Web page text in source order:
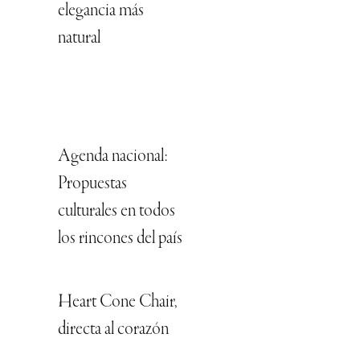
elegancia más
natural
Agenda nacional:
Propuestas
culturales en todos
los rincones del país
Heart Cone Chair,
directa al corazón